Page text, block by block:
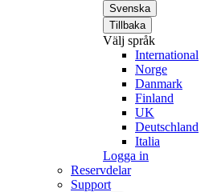
Svenska
Tillbaka
Välj språk
International
Norge
Danmark
Finland
UK
Deutschland
Italia
Logga in
Reservdelar
Support